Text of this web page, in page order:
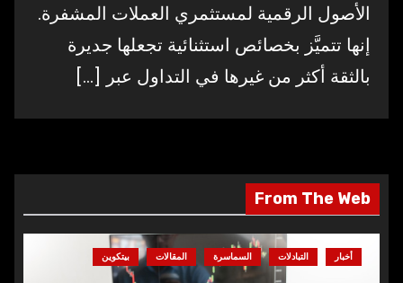
الأصول الرقمية لمستثمري العملات المشفرة.
إنها تتميَّز بخصائص استثنائية تجعلها جديرة
بالثقة أكثر من غيرها في التداول عبر […]
From The Web
أخبار التبادلات السماسرة المقالات بيتكوين